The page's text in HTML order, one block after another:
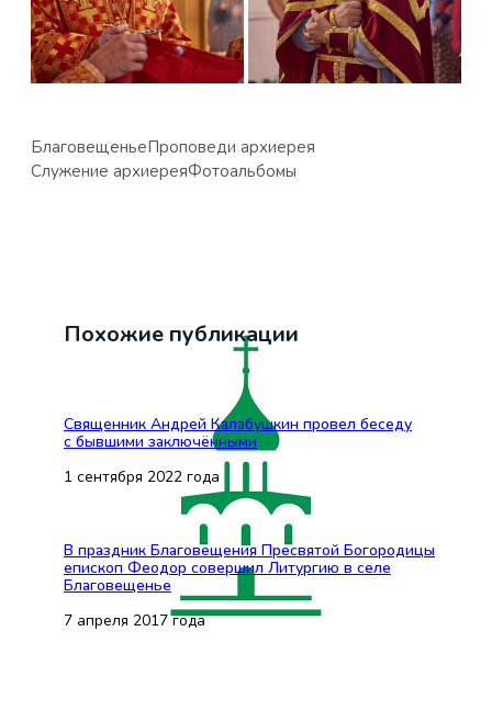
БлаговещеньеПроповеди архиерея
Служение архиереяФотоальбомы
Похожие публикации
Священник Андрей Калабушкин провел беседу
с бывшими заключёнными
1 сентября 2022 года
В праздник Благовещения Пресвятой Богородицы
епископ Феодор совершил Литургию в селе
Благовещенье
7 апреля 2017 года